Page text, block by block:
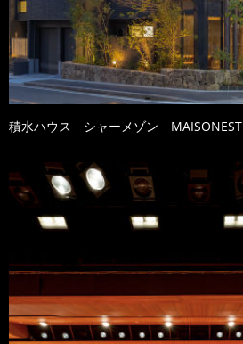
積水ハウス シャーメゾン MAISONEST